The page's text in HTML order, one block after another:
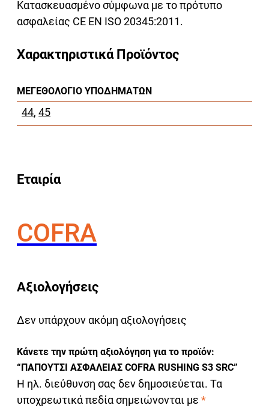
Κατασκευασμένο σύμφωνα με το πρότυπο
ασφαλείας CE EN ISO 20345:2011.
Χαρακτηριστικά Προϊόντος
ΜΕΓΕΘΟΛΌΓΙΟ ΥΠΟΔΗΜΆΤΩΝ
44,45
Εταιρία
COFRA
Αξιολογήσεις
Δεν υπάρχουν ακόμη αξιολογήσεις
Κάνετε την πρώτη αξιολόγηση για το προϊόν:
“ΠΑΠΟΥΤΣΙ ΑΣΦΑΛΕΙΑΣ COFRA RUSHING S3 SRC”
Η ηλ. διεύθυνση σας δεν δημοσιεύεται. Τα
υποχρεωτικά πεδία σημειώνονται με *